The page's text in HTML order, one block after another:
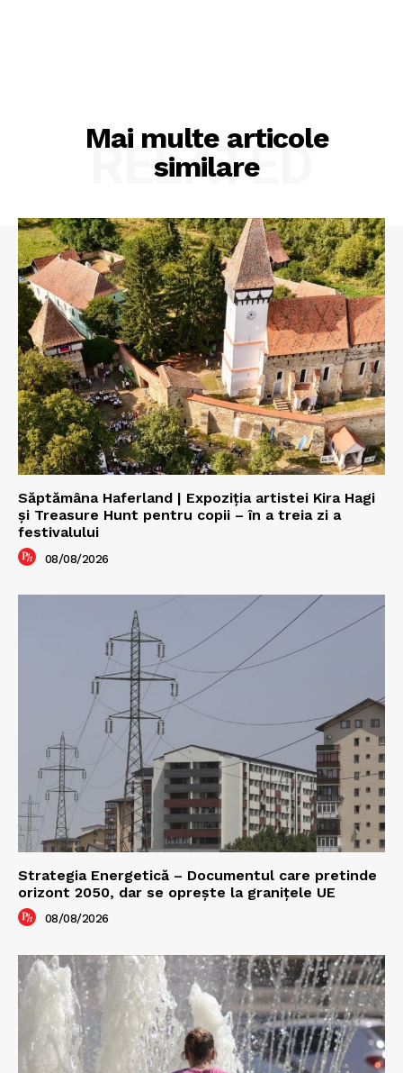
Mai multe articole
similare
RELATED
Săptămâna Haferland | Expoziţia artistei Kira Hagi
şi Treasure Hunt pentru copii – în a treia zi a
festivalului
08/08/2026
Strategia Energetică – Documentul care pretinde
orizont 2050, dar se oprește la granițele UE
08/08/2026